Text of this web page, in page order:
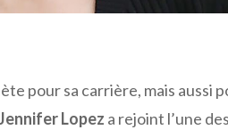
pour sa carrière, mais aussi
Lopez a rejoint l’une